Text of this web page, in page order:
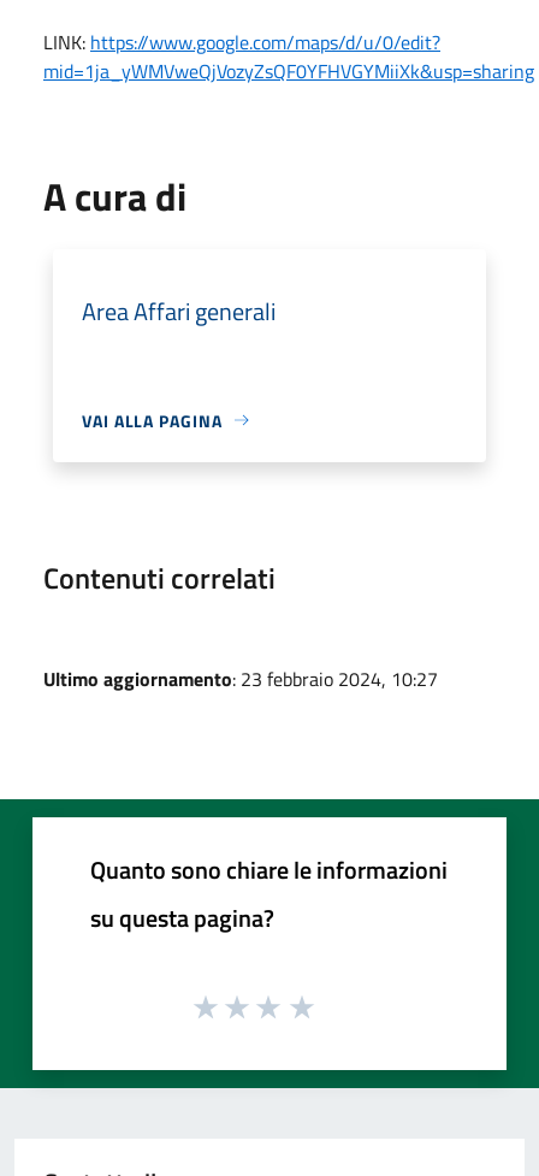
LINK: https://www.google.com/maps/d/u/0/edit?
mid=1ja_yWMVweQjVozyZsQF0YFHVGYMiiXk&usp=sharing
A cura di
Area Affari generali
VAI ALLA PAGINA
Contenuti correlati
Ultimo aggiornamento: 23 febbraio 2024, 10:27
Quanto sono chiare le informazioni
su questa pagina?